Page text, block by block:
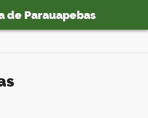
de Parauapebas